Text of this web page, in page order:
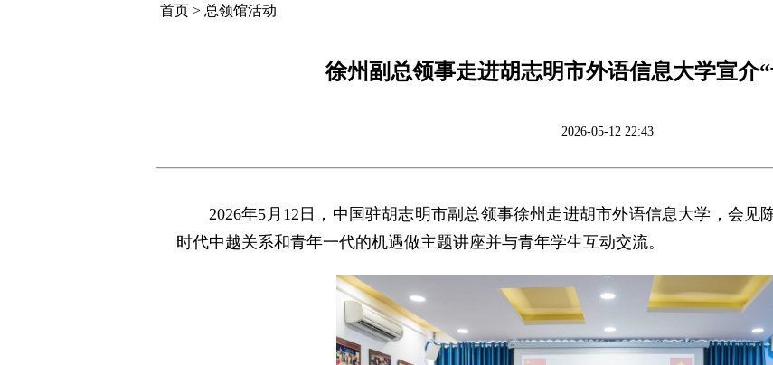
首页 > 总领馆活动
徐州副总领事走进胡志明市外语信息大学宣介“
2026-05-12 22:43
2026年5月12日，中国驻胡志明市副总领事徐州走进胡市外语信息大学，会见
时代中越关系和青年一代的机遇做主题讲座并与青年学生互动交流。